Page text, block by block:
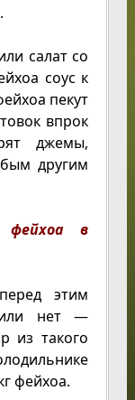
салат со
соус к
пекут
впрок
джемы,
другим
фейхоа в
этим
или нет —
из такого
фейхоа.